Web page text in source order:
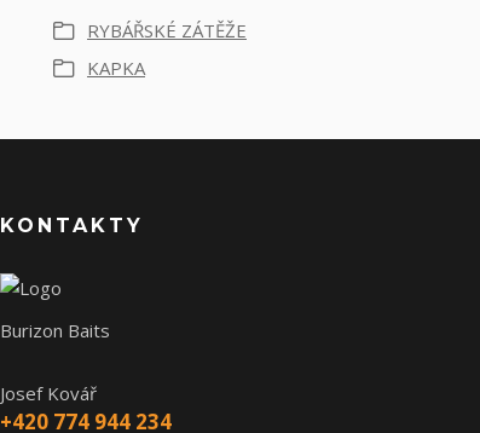
RYBÁŘSKÉ ZÁTĚŽE
KAPKA
KONTAKTY
Burizon Baits
Josef Kovář
+420 774 944 234